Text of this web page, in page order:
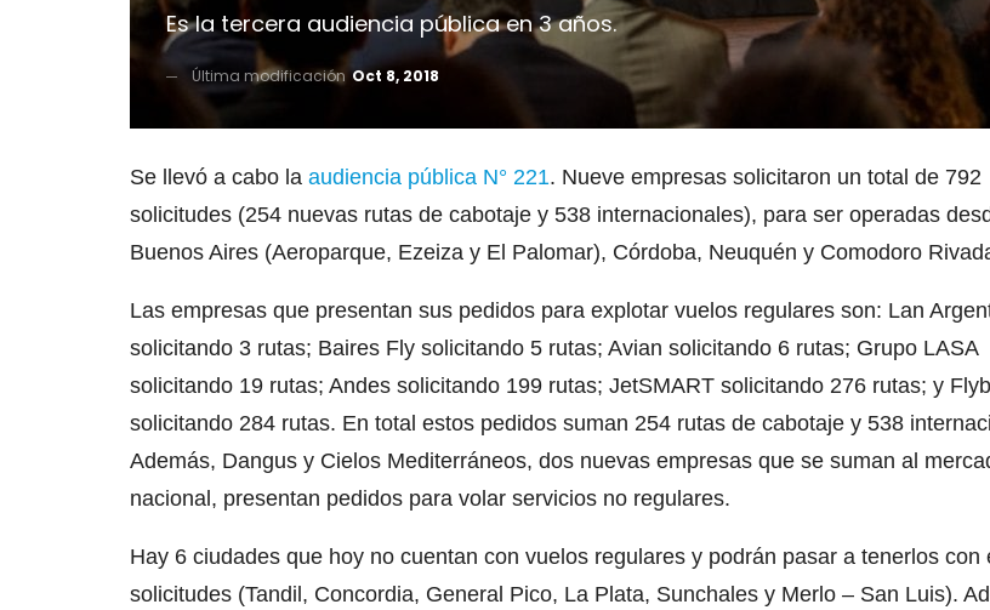
Es la tercera audiencia pública en 3 años.
Última modificación Oct 8, 2018
Se llevó a cabo la audiencia pública N° 221. Nueve empresas solicitaron un total de 792
solicitudes (254 nuevas rutas de cabotaje y 538 internacionales), para ser operadas
Buenos Aires (Aeroparque, Ezeiza y El Palomar), Córdoba, Neuquén y Comodoro
Las empresas que presentan sus pedidos para explotar vuelos regulares son: Lan
solicitando 3 rutas; Baires Fly solicitando 5 rutas; Avian solicitando 6 rutas; Grupo LASA
solicitando 19 rutas; Andes solicitando 199 rutas; JetSMART solicitando 276 rutas; y
solicitando 284 rutas. En total estos pedidos suman 254 rutas de cabotaje y 538
Además, Dangus y Cielos Mediterráneos, dos nuevas empresas que se suman al
nacional, presentan pedidos para volar servicios no regulares.
Hay 6 ciudades que hoy no cuentan con vuelos regulares y podrán pasar a tenerlos con
solicitudes (Tandil, Concordia, General Pico, La Plata, Sunchales y Merlo – San Luis).